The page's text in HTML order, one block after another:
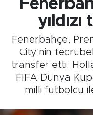
Fenerbahçe,
City'nin
transfer etti.
FIFA Dünya
milli futbolcu
Son Dakika
Haber Arşivi